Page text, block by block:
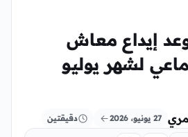
إيداع معاش
لشهر يوليو
27 يونيو، 2026 دقيقتين